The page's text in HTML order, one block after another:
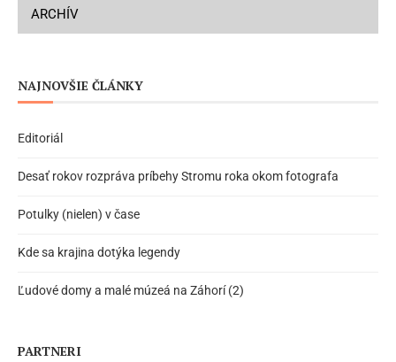
ARCHÍV
NAJNOVŠIE ČLÁNKY
Editoriál
Desať rokov rozpráva príbehy Stromu roka okom fotografa
Potulky (nielen) v čase
Kde sa krajina dotýka legendy
Ľudové domy a malé múzeá na Záhorí (2)
PARTNERI